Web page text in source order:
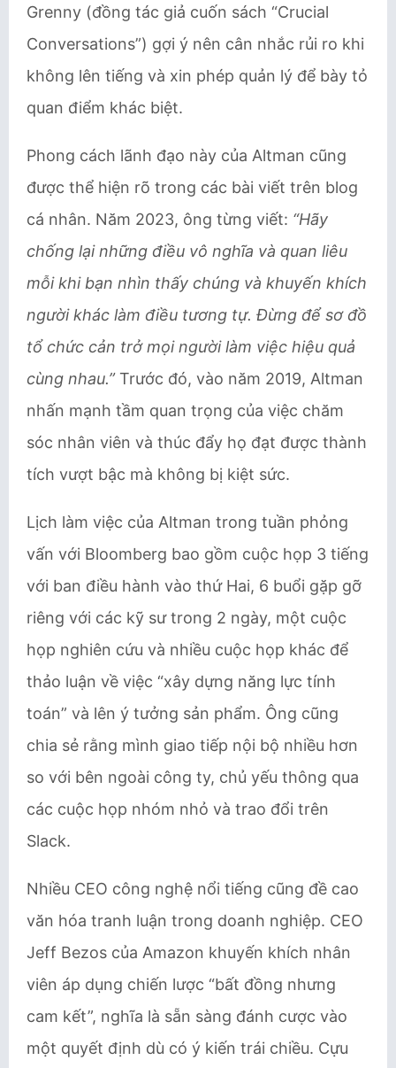
Grenny (đồng tác giả cuốn sách “Crucial
Conversations”) gợi ý nên cân nhắc rủi ro khi
không lên tiếng và xin phép quản lý để bày tỏ
quan điểm khác biệt.
Phong cách lãnh đạo này của Altman cũng
được thể hiện rõ trong các bài viết trên blog
cá nhân. Năm 2023, ông từng viết: “Hãy
chống lại những điều vô nghĩa và quan liêu
mỗi khi bạn nhìn thấy chúng và khuyến khích
người khác làm điều tương tự. Đừng để sơ đồ
tổ chức cản trở mọi người làm việc hiệu quả
cùng nhau.”Trước đó, vào năm 2019, Altman
nhấn mạnh tầm quan trọng của việc chăm
sóc nhân viên và thúc đẩy họ đạt được thành
tích vượt bậc mà không bị kiệt sức.
Lịch làm việc của Altman trong tuần phỏng
vấn với Bloomberg bao gồm cuộc họp 3 tiếng
với ban điều hành vào thứ Hai, 6 buổi gặp gỡ
riêng với các kỹ sư trong 2 ngày, một cuộc
họp nghiên cứu và nhiều cuộc họp khác để
thảo luận về việc “xây dựng năng lực tính
toán” và lên ý tưởng sản phẩm. Ông cũng
chia sẻ rằng mình giao tiếp nội bộ nhiều hơn
so với bên ngoài công ty, chủ yếu thông qua
các cuộc họp nhóm nhỏ và trao đổi trên
Slack.
Nhiều CEO công nghệ nổi tiếng cũng đề cao
văn hóa tranh luận trong doanh nghiệp. CEO
Jeff Bezos của Amazon khuyến khích nhân
viên áp dụng chiến lược “bất đồng nhưng
cam kết”, nghĩa là sẵn sàng đánh cược vào
một quyết định dù có ý kiến trái chiều. Cựu